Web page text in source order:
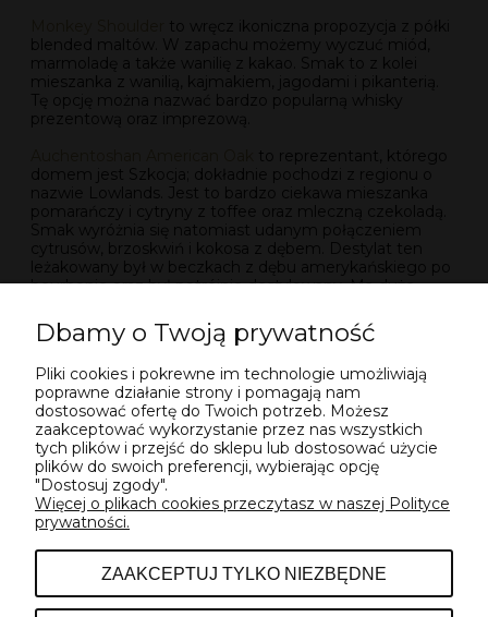
to wręcz ikoniczna propozycja z półki
blended maltów. W zapachu możemy wyczuć miód,
marmoladę a także wanilię z kakao. Smak to z kolei
mieszanka z wanilią, kajmakiem, jagodami i pikanterią.
Tę opcję można nazwać bardzo popularną whisky
prezentową oraz imprezową.
to reprezentant, którego
domem jest Szkocja; dokładnie pochodzi z regionu o
nazwie Lowlands. Jest to bardzo ciekawa mieszanka
pomarańczy i cytryny z toffee oraz mleczną czekoladą.
Smak wyróżnia się natomiast udanym połączeniem
cytrusów, brzoskwiń i kokosa z dębem. Destylat ten
leżakowany był w beczkach z dębu amerykańskiego po
bourbonie oraz był potrójnie destylowany. Ma duże
Bez najmniejszych wątpliwości, warto zwrócić uwagę na
zaskakująco wysoka. Są one niezwykle różnorodne,
dlatego praktycznie każdy może znaleźć coś dla siebie
w tym przedziale cenowym; zwróć się w tę stronę także
jeśli pilnie szukasz prezentu. Często możesz znaleźć je
także w promocjach.
INFORMACJE
Dbamy o Twoją prywatność
Pliki cookies i pokrewne im technologie umożliwiają
poprawne działanie strony i pomagają nam
dostosować ofertę do Twoich potrzeb. Możesz
zaakceptować wykorzystanie przez nas wszystkich
tych plików i przejść do sklepu lub dostosować użycie
plików do swoich preferencji, wybierając opcję
"Dostosuj zgody".
Więcej o plikach cookies przeczytasz w naszej Polityce
prywatności.
ZAAKCEPTUJ TYLKO NIEZBĘDNE